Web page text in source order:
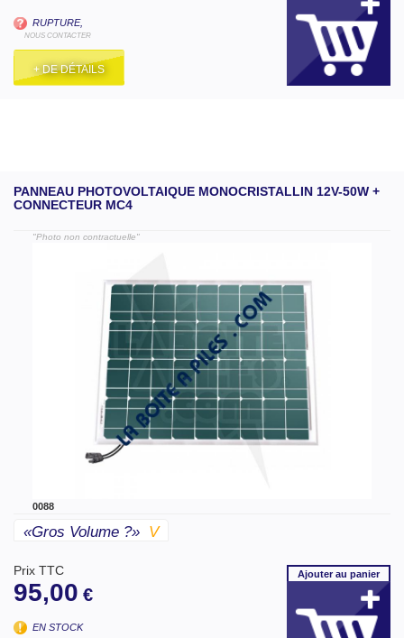
RUPTURE,
NOUS CONTACTER
+ DE DÉTAILS
PANNEAU PHOTOVOLTAIQUE MONOCRISTALLIN 12V-50W +
CONNECTEUR MC4
"Photo non contractuelle"
0088
«gros Volume ?» V
Prix TTC
95,00 €
EN STOCK
Ajouterau panier